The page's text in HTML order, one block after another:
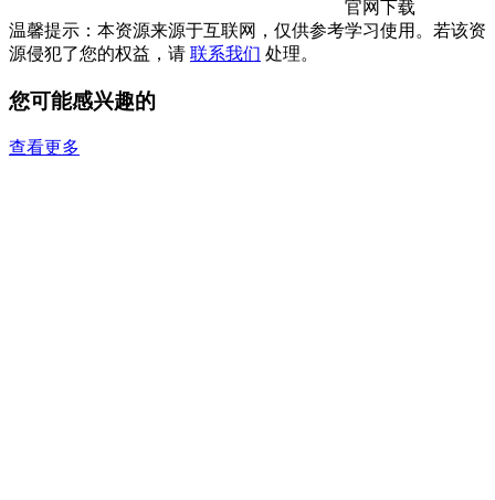
官网下载
温馨提示：本资源来源于互联网，仅供参考学习使用。若该资
源侵犯了您的权益，请 联系我们 处理。
您可能感兴趣的
查看更多